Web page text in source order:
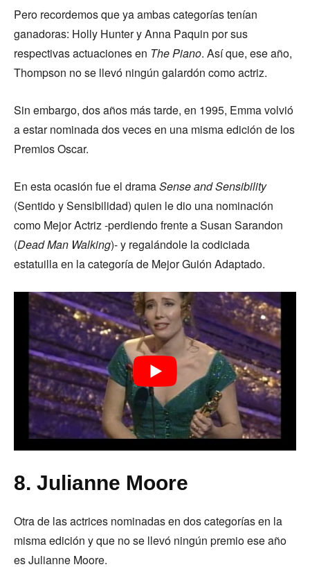
Pero recordemos que ya ambas categorías tenían
ganadoras: Holly Hunter y Anna Paquin por sus
respectivas actuaciones en The Piano. Así que, ese año,
Thompson no se llevó ningún galardón como actriz.
Sin embargo, dos años más tarde, en 1995, Emma volvió
a estar nominada dos veces en una misma edición de los
Premios Oscar.
En esta ocasión fue el dramaSense and Sensibility
(Sentido y Sensibilidad) quien le dio una nominación
como Mejor Actriz -perdiendo frente a Susan Sarandon
(Dead Man Walking)- y regalándole la codiciada
estatuilla en la categoría de Mejor Guión Adaptado.
8. Julianne Moore
Otra de las actrices nominadas en dos categorías en la
misma edición y que no se llevó ningún premio ese año
es Julianne Moore.